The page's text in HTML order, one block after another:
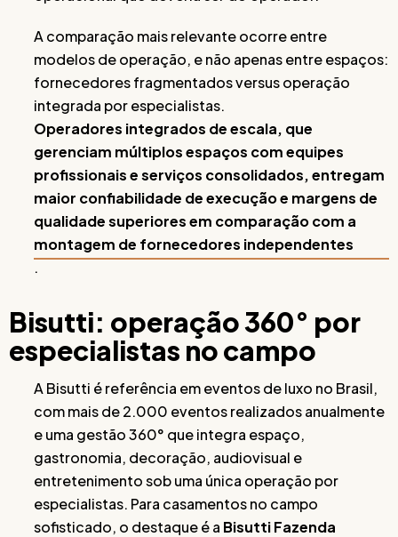
A comparação mais relevante ocorre entre
modelos de operação, e não apenas entre espaços:
fornecedores fragmentados versus operação
integrada por especialistas.
Operadores integrados de escala, que
gerenciam múltiplos espaços com equipes
profissionais e serviços consolidados, entregam
maior confiabilidade de execução e margens de
qualidade superiores em comparação com a
montagem de fornecedores independentes
.
Bisutti: operação 360° por
especialistas no campo
A Bisutti é referência em eventos de luxo no Brasil,
com mais de 2.000 eventos realizados anualmente
e uma gestão 360° que integra espaço,
gastronomia, decoração, audiovisual e
entretenimento sob uma única operação por
especialistas. Para casamentos no campo
sofisticado, o destaque é a Bisutti Fazenda